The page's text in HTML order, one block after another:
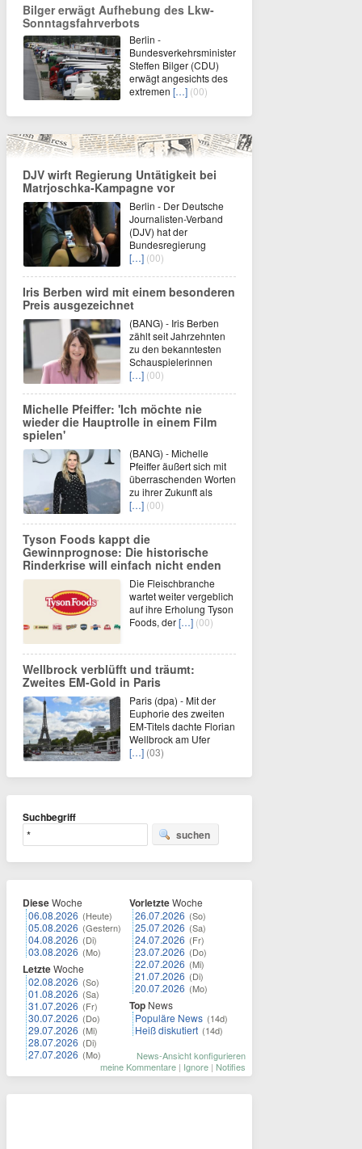
Bilger erwägt Aufhebung des Lkw-
Sonntagsfahrverbots
Berlin -
Bundesverkehrsminister
Steffen Bilger (CDU)
erwägt angesichts des
extremen […] (00)
DJV wirft Regierung Untätigkeit bei
Matrjoschka-Kampagne vor
Berlin - Der Deutsche
Journalisten-Verband
(DJV) hat der
Bundesregierung
[…] (00)
Iris Berben wird mit einem besonderen
Preis ausgezeichnet
(BANG) - Iris Berben
zählt seit Jahrzehnten
zu den bekanntesten
Schauspielerinnen
[…] (00)
Michelle Pfeiffer: 'Ich möchte nie
wieder die Hauptrolle in einem Film
spielen'
(BANG) - Michelle
Pfeiffer äußert sich mit
überraschenden Worten
zu ihrer Zukunft als
[…] (00)
Tyson Foods kappt die
Gewinnprognose: Die historische
Rinderkrise will einfach nicht enden
Die Fleischbranche
wartet weiter vergeblich
auf ihre Erholung Tyson
Foods, der[…] (00)
Wellbrock verblüfft und träumt:
Zweites EM-Gold in Paris
Paris (dpa) - Mit der
Euphorie des zweiten
EM-Titels dachte Florian
Wellbrock am Ufer
[…] (03)
Suchbegriff
suchen
DieseWoche
06.08.2026 (Heute)
05.08.2026 (Gestern)
04.08.2026 (Di)
03.08.2026 (Mo)
LetzteWoche
02.08.2026 (So)
01.08.2026 (Sa)
31.07.2026 (Fr)
30.07.2026 (Do)
29.07.2026 (Mi)
28.07.2026 (Di)
27.07.2026 (Mo)
VorletzteWoche
26.07.2026 (So)
25.07.2026 (Sa)
24.07.2026 (Fr)
23.07.2026 (Do)
22.07.2026 (Mi)
21.07.2026 (Di)
20.07.2026 (Mo)
Top News
Populäre News (14d)
Heiß diskutiert (14d)
News-Ansicht konfigurieren
meine Kommentare | Ignore | Notifies